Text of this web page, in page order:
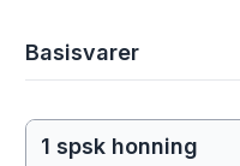
Basisvarer
1 spsk honning